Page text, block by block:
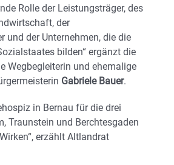
Rolle der Leistungsträger, des
der
und der Unternehmen, die die
bilden“ ergänzt die
Wegbegleiterin und ehemalige
Gabriele Bauer.
in Bernau für die drei
Traunstein und Berchtesgaden
erzählt Altlandrat